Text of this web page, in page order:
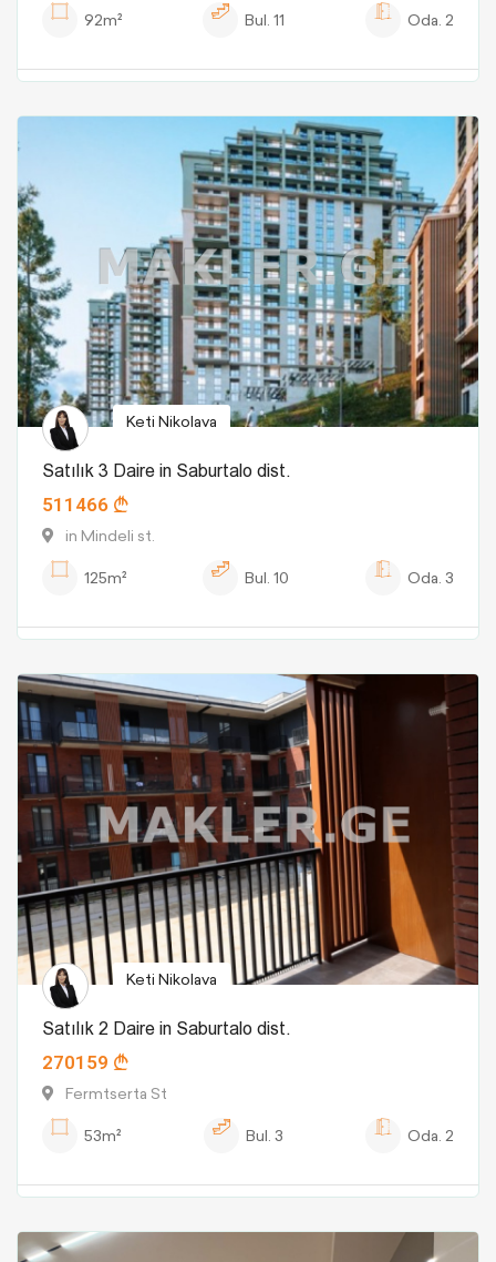
92m²
Bul. 11 Oda. 2
Keti Nikolava
Satılık 3 Daire in Saburtalo dist.
511466
in Mindeli st.
125m²
Bul. 10 Oda. 3
Keti Nikolava
Satılık 2 Daire in Saburtalo dist.
270159
Fermtserta St
53m²
Bul. 3 Oda. 2